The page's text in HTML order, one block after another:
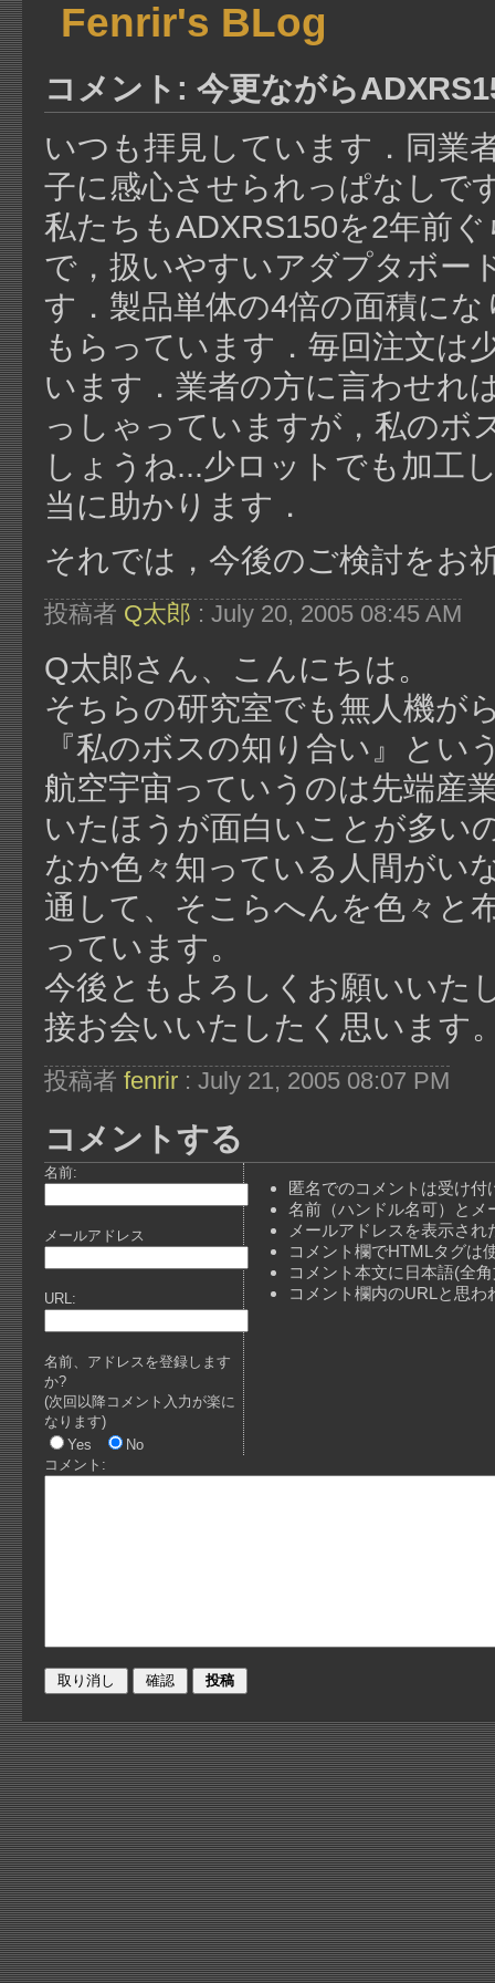
Fenrir's BLog
コメント: 今更ながら
いつも拝見しています．同業
子に感心させられっぱなしで
私たちもADXRS150を2年前
で，扱いやすいアダプタボー
す．製品単体の4倍の面積に
もらっています．毎回注文は
います．業者の方に言わせれ
っしゃっていますが，私のボ
しょうね...少ロットでも加工
当に助かります．
それでは，今後のご検討をお
投稿者 Q太郎 : July 20, 2005 08:45 AM
Q太郎さん、こんにちは。
そちらの研究室でも無人機が
『私のボスの知り合い』とい
航空宇宙っていうのは先端産
いたほうが面白いことが多い
なか色々知っている人間がい
通して、そこらへんを色々と
っています。
今後ともよろしくお願いいた
接お会いいたしたく思います
投稿者 fenrir : July 21, 2005 08:07 PM
コメントする
名前:
メールアドレス
URL:
名前、アドレスを登録します
か?
(次回以降コメント入力が楽に
なります)
Yes
No
匿名でのコメントは受け付
名前（ハンドル名可）とメ
メールアドレスを表示さ
コメント欄でHTMLタグは
コメント本文に日本語(全
コメント欄内のURLと思
コメント: